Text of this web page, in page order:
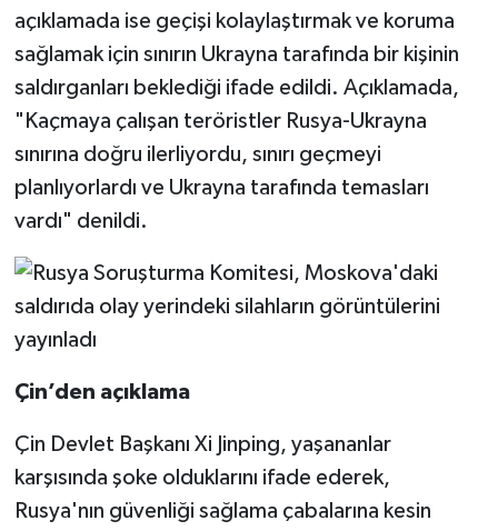
açıklamada ise geçişi kolaylaştırmak ve koruma
sağlamak için sınırın Ukrayna tarafında bir kişinin
saldırganları beklediği ifade edildi. Açıklamada,
"Kaçmaya çalışan teröristler Rusya-Ukrayna
sınırına doğru ilerliyordu, sınırı geçmeyi
planlıyorlardı ve Ukrayna tarafında temasları
vardı" denildi.
Çin’den açıklama
Çin Devlet Başkanı Xi Jinping, yaşananlar
karşısında şoke olduklarını ifade ederek,
Rusya'nın güvenliği sağlama çabalarına kesin